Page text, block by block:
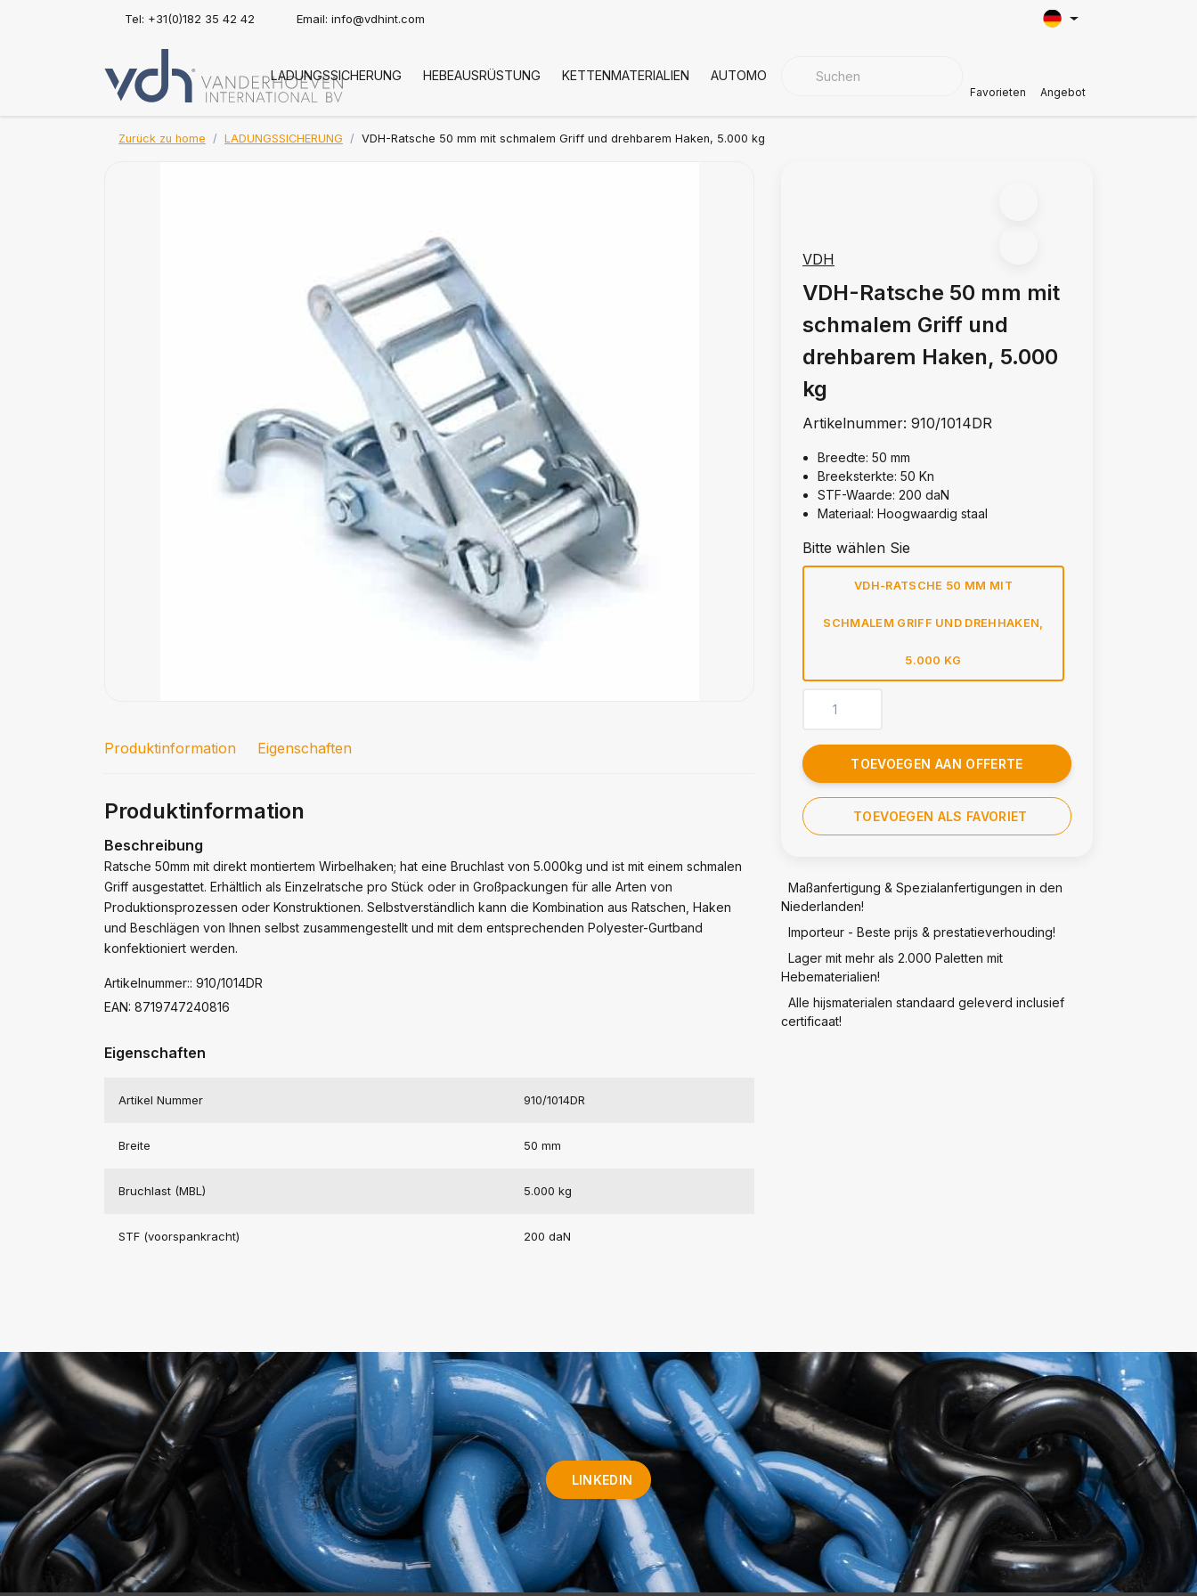
Tel: +31(0)182 35 42 42 Email: info@vdhint.com
LADUNGSSICHERUNG HEBEAUSRÜSTUNG KETTENMATERIALIEN AUTOMOTIVE BEZUGSMATERIALIEN
Favorieten Angebot
Zurück zu home LADUNGSSICHERUNG VDH-Ratsche 50 mm mit schmalem Griff und drehbarem Haken, 5.000 kg
VDH
VDH-Ratsche 50 mm mit
schmalem Griff und
drehbarem Haken, 5.000
kg
Artikelnummer: 910/1014DR
Breedte: 50 mm
Breeksterkte: 50 Kn
STF-Waarde: 200 daN
Materiaal: Hoogwaardig staal
Bitte wählen Sie
VDH-RATSCHE 50 MM MIT
SCHMALEM GRIFF UND DREHHAKEN,
5.000 KG
TOEVOEGEN AAN OFFERTE
TOEVOEGEN ALS FAVORIET
Maßanfertigung & Spezialanfertigungen in den
Niederlanden!
Importeur - Beste prijs & prestatieverhouding!
Lager mit mehr als 2.000 Paletten mit
Hebematerialien!
Alle hijsmaterialen standaard geleverd inclusief
certificaat!
Produktinformation Eigenschaften
Produktinformation
Beschreibung
Ratsche 50mm mit direkt montiertem Wirbelhaken; hat eine Bruchlast von 5.000kg und ist mit einem schmalen
Griff ausgestattet. Erhältlich als Einzelratsche pro Stück oder in Großpackungen für alle Arten von
Produktionsprozessen oder Konstruktionen. Selbstverständlich kann die Kombination aus Ratschen, Haken
und Beschlägen von Ihnen selbst zusammengestellt und mit dem entsprechenden Polyester-Gurtband
konfektioniert werden.
Artikelnummer:: 910/1014DR
EAN: 8719747240816
Eigenschaften
Artikel Nummer 910/1014DR
Breite 50 mm
Bruchlast (MBL) 5.000 kg
STF (voorspankracht) 200 daN
LINKEDIN